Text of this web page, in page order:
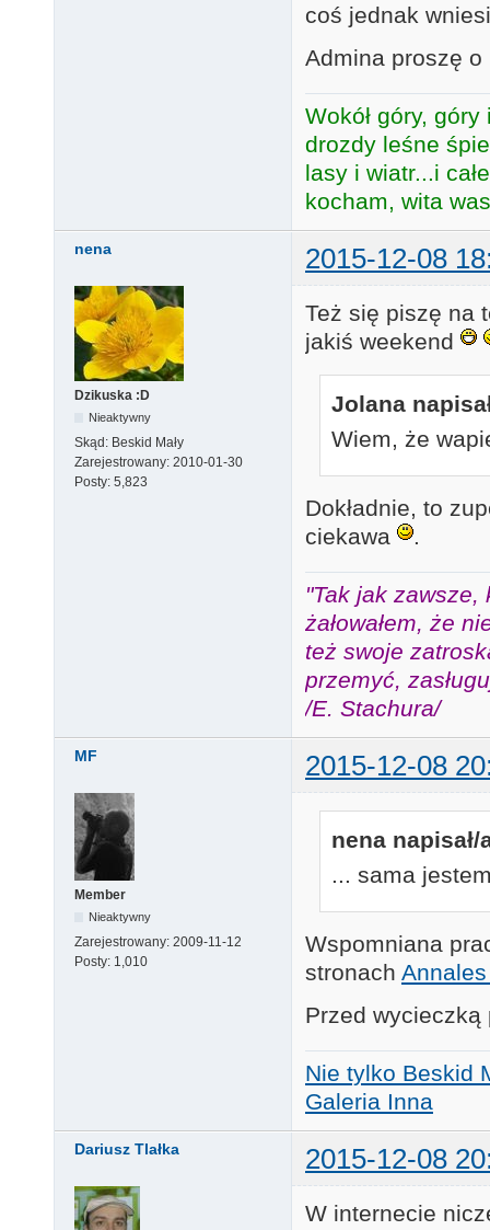
coś jednak
Admina proszę o
Wokół góry,
drozdy leśne
lasy i wiatr...i
kocham, wita
nena 2015-12-08
Dzikuska :D
Nieaktywny
Skąd: Beskid Mały
Zarejestrowany: 2010-01-30
Posty: 5,823
Też się piszę na
jakiś weekend
Jolana
Wiem, że
Dokładnie, to
ciekawa
.
"Tak jak zawsze,
żałowałem, że
też swoje
przemyć,
/E. Stachura/
MF 2015-12-08
Member
Nieaktywny
Zarejestrowany: 2009-11-12
Posty: 1,010
nena napisał/
... sama
Wspomniana
stronach
Przed
Nie tylko Beskid
Galeria Inna
Dariusz Tlałka 2015-12-08
W internecie